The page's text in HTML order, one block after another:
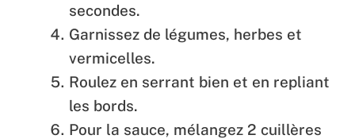
secondes.
Garnissez de légumes, herbes et
vermicelles.
Roulez en serrant bien et en repliant
les bords.
Pour la sauce, mélangez 2 cuillères